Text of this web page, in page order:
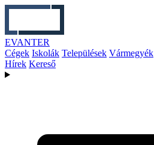
EVANTER
Cégek Iskolák Települések Vármegyék
Hírek Kereső